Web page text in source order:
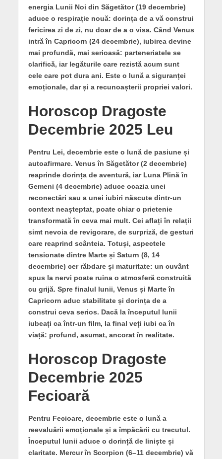
energia Lunii Noi din Săgetător (19 decembrie)
aduce o respirație nouă: dorința de a vă construi
fericirea zi de zi, nu doar de a o visa. Când Venus
intră în Capricorn (24 decembrie), iubirea devine
mai profundă, mai serioasă: parteneriatele se
clarifică, iar legăturile care rezistă acum sunt
cele care pot dura ani. Este o lună a siguranței
emoționale, dar și a recunoașterii propriei valori.
Horoscop Dragoste
Decembrie 2025 Leu
Pentru Lei, decembrie este o lună de pasiune și
autoafirmare. Venus în Săgetător (2 decembrie)
reaprinde dorința de aventură, iar Luna Plină în
Gemeni (4 decembrie) aduce ocazia unei
reconectări sau a unei iubiri născute dintr-un
context neașteptat, poate chiar o prietenie
transformată în ceva mai mult. Cei aflați în relații
simt nevoia de revigorare, de surpriză, de gesturi
care reaprind scânteia. Totuși, aspectele
tensionate dintre Marte și Saturn (8, 14
decembrie) cer răbdare și maturitate: un cuvânt
spus la nervi poate ruina o atmosferă construită
cu grijă. Spre finalul lunii, Venus și Marte în
Capricorn aduc stabilitate și dorința de a
construi ceva serios. Dacă la începutul lunii
iubeați ca într-un film, la final veți iubi ca în
viață: profund, asumat, ancorat în realitate.
Horoscop Dragoste
Decembrie 2025
Fecioară
Pentru Fecioare, decembrie este o lună a
reevaluării emoționale și a împăcării cu trecutul.
Începutul lunii aduce o dorință de liniște și
claritate. Mercur în Scorpion (6–11 decembrie) vă